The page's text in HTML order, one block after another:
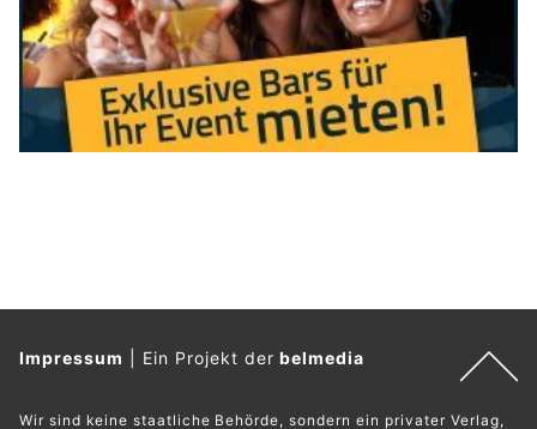
Impressum Ein Projekt derbelmedia
Wir sind keine staatliche Behörde, sondern ein privater Verlag,